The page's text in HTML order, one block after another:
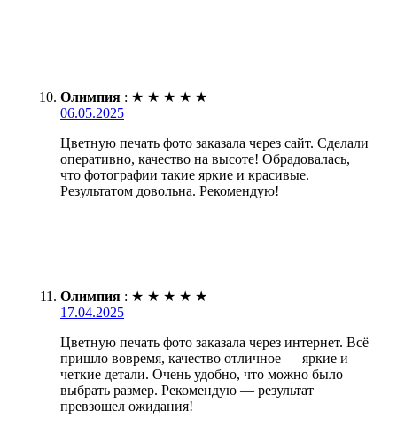
Олимпия : ★ ★ ★ ★ ★
06.05.2025
Цветную печать фото заказала через сайт. Сделали
оперативно, качество на высоте! Обрадовалась,
что фотографии такие яркие и красивые.
Результатом довольна. Рекомендую!
Олимпия : ★ ★ ★ ★ ★
17.04.2025
Цветную печать фото заказала через интернет. Всё
пришло вовремя, качество отличное — яркие и
четкие детали. Очень удобно, что можно было
выбрать размер. Рекомендую — результат
превзошел ожидания!